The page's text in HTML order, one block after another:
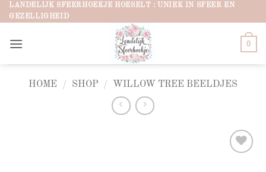
Ga
naar
LANDELIJK SFEERHOEKJE HOESELT : UNIEK IN SFEER EN
GEZELLIGHEID
0
HOME / SHOP / WILLOW TREE BEELDJES